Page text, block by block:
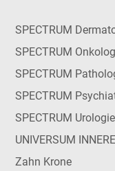
SPECTRUM
SPECTRUM
SPECTRUM
SPECTRUM
SPECTRUM Urologie
UNIVERSUM
Zahn Krone